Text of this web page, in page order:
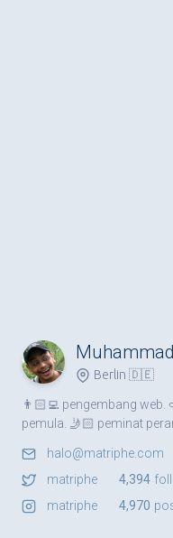
Berlin 🇩🇪
👨🏻‍💻 pengembang web.
pemula. 🤳🏻 peminat
halo@matriphe.com
matriphe
4,394
matriphe
4,970